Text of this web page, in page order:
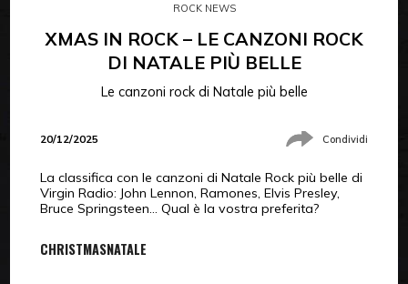
ROCK NEWS
XMAS IN ROCK – LE CANZONI ROCK
DI NATALE PIÙ BELLE
Le canzoni rock di Natale più belle
20/12/2025 Condividi
La classifica con le canzoni di Natale Rock più belle di
Virgin Radio: John Lennon, Ramones, Elvis Presley,
Bruce Springsteen… Qual è la vostra preferita?
CHRISTMASNATALE